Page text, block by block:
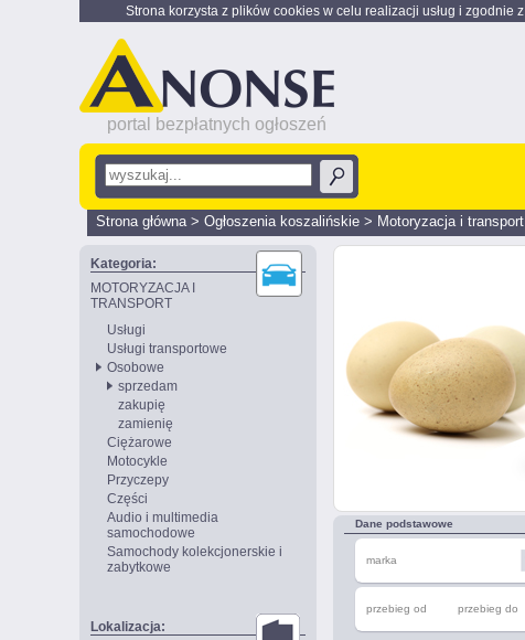
Strona korzysta z plików cookies w celu realizacji usług i zgodnie z
portal bezpłatnych ogłoszeń
Strona główna> Ogłoszenia koszalińskie > Motoryzacja i transport
Kategoria:
MOTORYZACJA I
TRANSPORT
Usługi
Usługi transportowe
Osobowe
sprzedam
zakupię
zamienię
Ciężarowe
Motocykle
Przyczepy
Części
Audio i multimedia
samochodowe
Samochody kolekcjonerskie i
zabytkowe
Lokalizacja:
Dane podstawowe
marka
przebieg od przebieg do